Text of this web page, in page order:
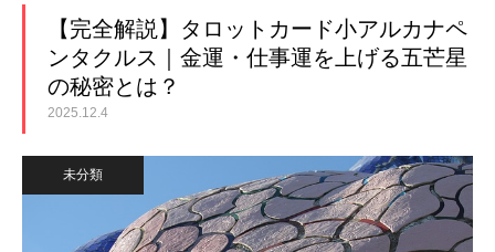
【完全解説】タロットカード小アルカナペ
ンタクルス｜金運・仕事運を上げる五芒星
の秘密とは？
2025.12.4
未分類